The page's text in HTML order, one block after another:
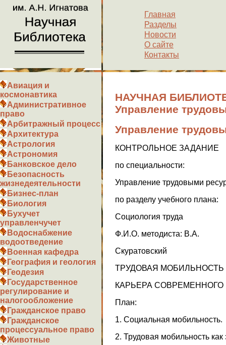
Главная
Разделы
Новости
О сайте
Контакты
Авиация и
космонавтика
Административное
право
Арбитражный процесс
Архитектура
Астрология
Астрономия
Банковское дело
Безопасность
жизнедеятельности
Бизнес-план
Биология
Бухучет
управленчучет
Водоснабжение
водоотведение
Военная кафедра
География и геология
Геодезия
Государственное
регулирование и
налогообложение
Гражданское право
Гражданское
процессуальное право
Животные
НАУЧНАЯ
Управление
Управление
КОНТРОЛЬНОЕ ЗАДАНИЕ
по специальности:
Управление трудовыми
по разделу учебного плана:
Социология труда
Ф.И.О. методиста: В.А.
Скуратовский
ТРУДОВАЯ МОБИЛЬНОСТЬ
КАРЬЕРА СОВРЕМЕННОГО
План:
1. Социальная мобильность.
2. Трудовая мобильность